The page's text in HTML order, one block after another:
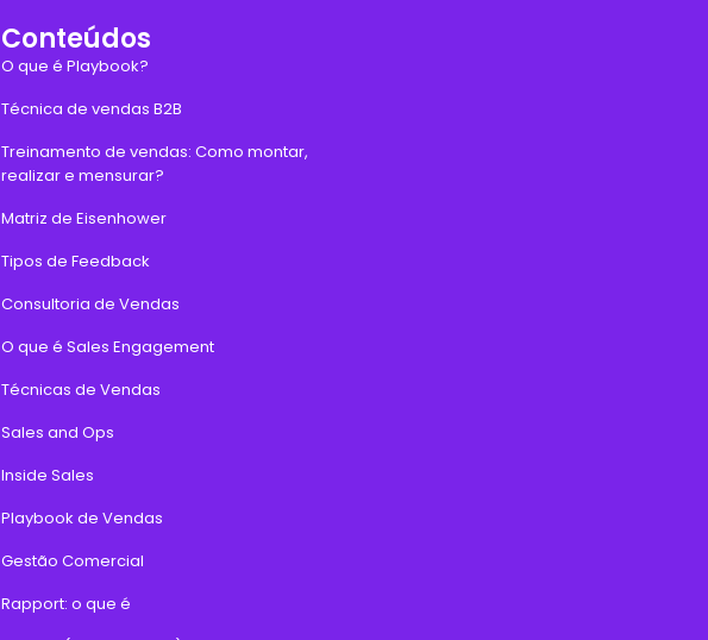
Conteúdos
O que é Playbook?
Técnica de vendas B2B
Treinamento de vendas: Como montar,
realizar e mensurar?
Matriz de Eisenhower
Tipos de Feedback
Consultoria de Vendas
O que é Sales Engagement
Técnicas de Vendas
Sales and Ops
Inside Sales
Playbook de Vendas
Gestão Comercial
Rapport: o que é